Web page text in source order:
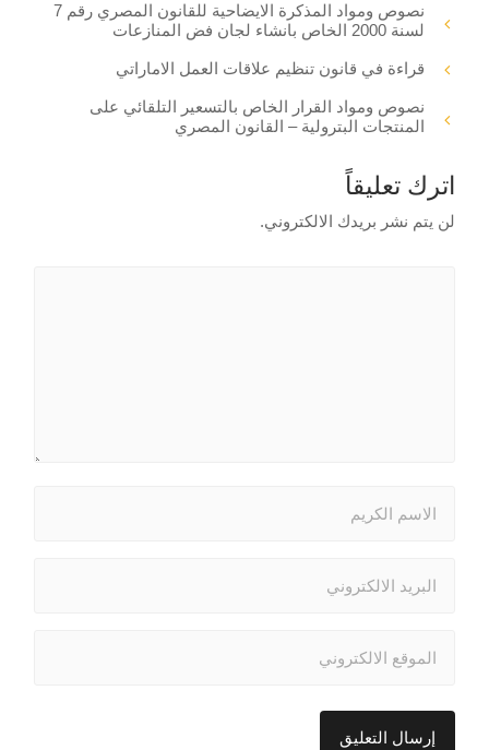
نصوص ومواد المذكرة الايضاحية للقانون المصري رقم 7
لسنة 2000 الخاص بانشاء لجان فض المنازعات
قراءة في قانون تنظيم علاقات العمل الاماراتي
نصوص ومواد القرار الخاص بالتسعير التلقائي على
المنتجات البترولية – القانون المصري
اترك تعليقاً
لن يتم نشر بريدك الالكتروني.